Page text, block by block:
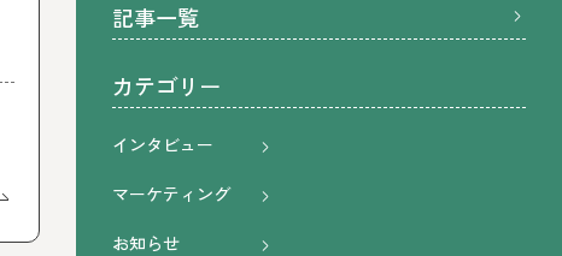
記事一覧
カテゴリー
インタビュー
マーケティング
お知らせ